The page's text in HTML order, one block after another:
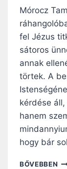
Mórocz
fel Jézus
sátoros
annak
törtek. A
kérdése
hanem
hogy bár
BŐVEBBEN